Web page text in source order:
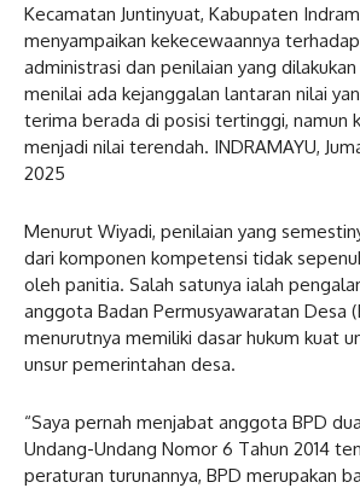
Kecamatan Juntinyuat, Kabupaten
menyampaikan kekecewaannya
administrasi dan penilaian yang
menilai ada kejanggalan lantaran nilai
terima berada di posisi tertinggi, namun
menjadi nilai terendah. INDRAMAYU,
2025
Menurut Wiyadi, penilaian yang
dari komponen kompetensi tidak
oleh panitia. Salah satunya ialah
anggota Badan Permusyawaratan Desa
menurutnya memiliki dasar hukum kuat
unsur pemerintahan desa.
“Saya pernah menjabat anggota BPD
Undang-Undang Nomor 6 Tahun 2014
peraturan turunannya, BPD merupakan